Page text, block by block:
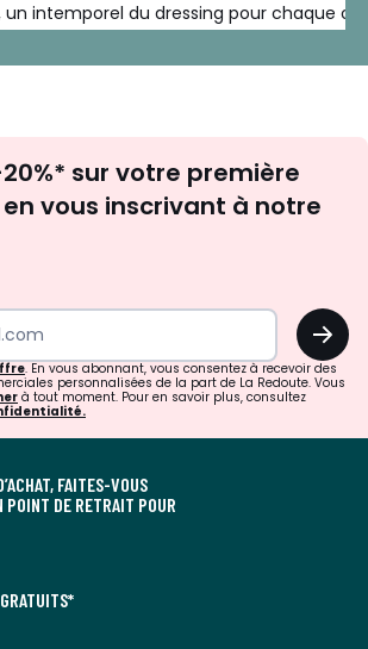
un intemporel du dressing pour chaque
newsletter
sur votre première
vous inscrivant à notre
OK
. En vous abonnant, vous consentez à recevoir des
personnalisées de la part de La Redoute. Vous
à tout moment. Pour en savoir plus, consultez
FAITES-VOUS
POINT DE RETRAIT POUR